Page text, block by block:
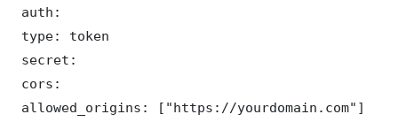
auth:
type: token
secret:
cors:
allowed_origins: ["https://yourdomain.com"]